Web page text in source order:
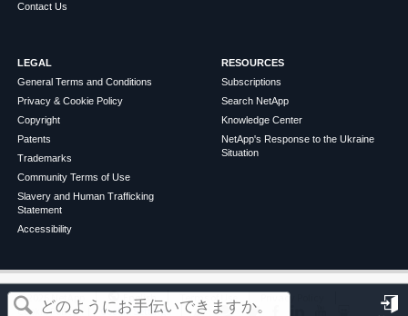
この記事は役に立ちましたか？
Contact Us
LEGAL
General Terms and Conditions
Privacy & Cookie Policy
Copyright
Patents
Trademarks
Community Terms of Use
Slavery and Human Trafficking
Statement
Accessibility
RESOURCES
Subscriptions
Search NetApp
Knowledge Center
NetApp's Response to the Ukraine
Situation
©2026 NetApp English Terms of Use
Privacy Policy
Cookie Policy
Cookie Settings